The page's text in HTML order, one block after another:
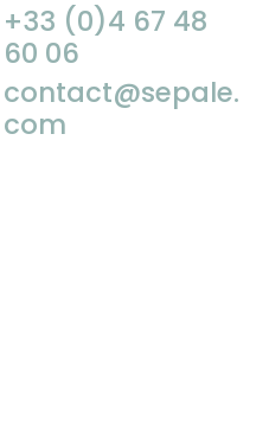
+33 (0)4 67 48
60 06
contact@sepale.
com